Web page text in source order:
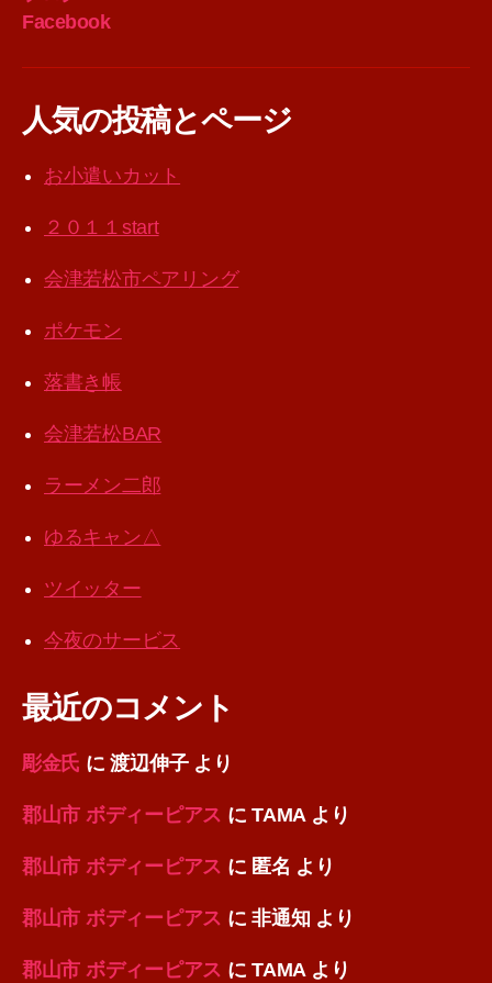
Facebook
人気の投稿とページ
お小遣いカット
２０１１start
会津若松市ペアリング
ポケモン
落書き帳
会津若松BAR
ラーメン二郎
ゆるキャン△
ツイッター
今夜のサービス
最近のコメント
彫金氏 に渡辺伸子より
郡山市 ボディーピアス にTAMAより
郡山市 ボディーピアス に 匿名 より
郡山市 ボディーピアス に非通知 より
郡山市 ボディーピアス にTAMAより